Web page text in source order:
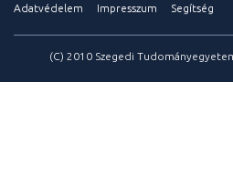
Adatvédelem Impresszum Segítség
(C) 2010 Szegedi